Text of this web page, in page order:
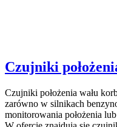
Czujniki
Czujniki położenia wału
zarówno w silnikach
monitorowania położenia